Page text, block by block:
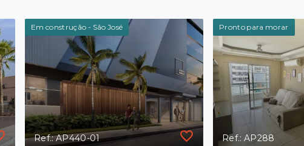
Em construção - São José
Ref.: AP440-01
Pronto para morar
Ref.: AP288